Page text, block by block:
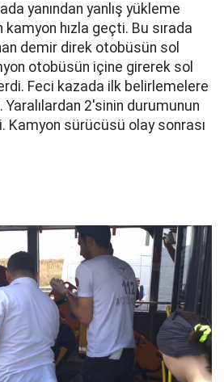
yanından yanlış yükleme
kamyon hızla geçti. Bu sırada
demir direk otobüsün sol
otobüsün içine girerek sol
Feci kazada ilk belirlemelere
Yaralılardan 2'sinin durumunun
Kamyon sürücüsü olay sonrası